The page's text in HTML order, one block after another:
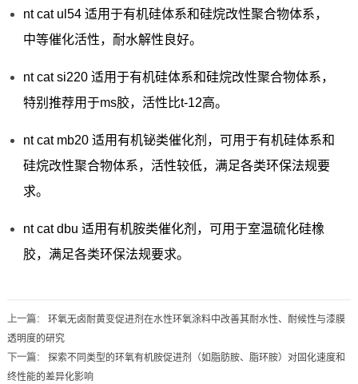
nt cat ul54 适用于有机硅体系和硅烷改性聚合物体系，
中等催化活性，耐水解性良好。
nt cat si220 适用于有机硅体系和硅烷改性聚合物体系，
特别推荐用于ms胶，活性比t-12高。
nt cat mb20 适用有机铋类催化剂，可用于有机硅体系和
硅烷改性聚合物体系，活性较低，满足各类环保法规要
求。
nt cat dbu 适用有机胺类催化剂，可用于室温硫化硅橡
胶，满足各类环保法规要求。
上一篇： 环氧无卤耐黄变促进剂在水性环氧涂料中改善其耐水性、耐候性与漆膜
透明度的研究
下一篇： 探索不同类型的环氧有机胺促进剂（如脂肪胺、脂环胺）对固化速度和
终性能的差异化影响